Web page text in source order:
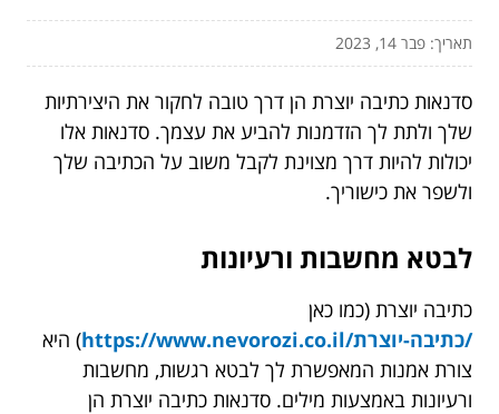
תאריך: פבר 14, 2023
סדנאות כתיבה יוצרת הן דרך טובה לחקור את היצירתיות
שלך ולתת לך הזדמנות להביע את עצמך. סדנאות אלו
יכולות להיות דרך מצוינת לקבל משוב על הכתיבה שלך
ולשפר את כישוריך.
לבטא מחשבות ורעיונות
כתיבה יוצרת (כמו כאן
/כתיבה-יוצרת/https://www.nevorozi.co.il
) היא
צורת אמנות המאפשרת לך לבטא רגשות, מחשבות
ורעיונות באמצעות מילים. סדנאות כתיבה יוצרת הן